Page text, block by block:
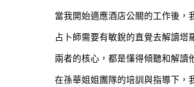
當我開始適應酒店公關的工作後，
占卜師需要有敏銳的直覺去解讀塔
兩者的核心，都是懂得傾聽和解讀
在孫華姐姐團隊的培訓與指導下，